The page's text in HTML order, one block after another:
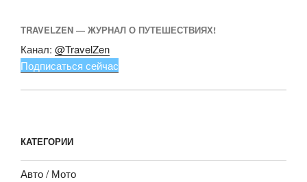
TRAVELZEN — ЖУРНАЛ О ПУТЕШЕСТВИЯХ!
Канал: @TravelZen
Подписаться сейчас
КАТЕГОРИИ
Авто / Мото